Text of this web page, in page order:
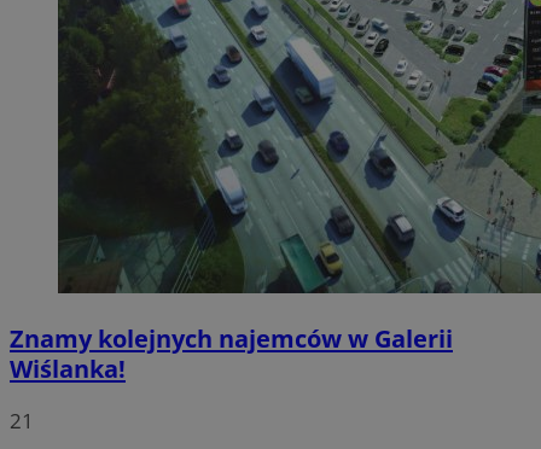
Znamy kolejnych najemców w Galerii
Wiślanka!
21